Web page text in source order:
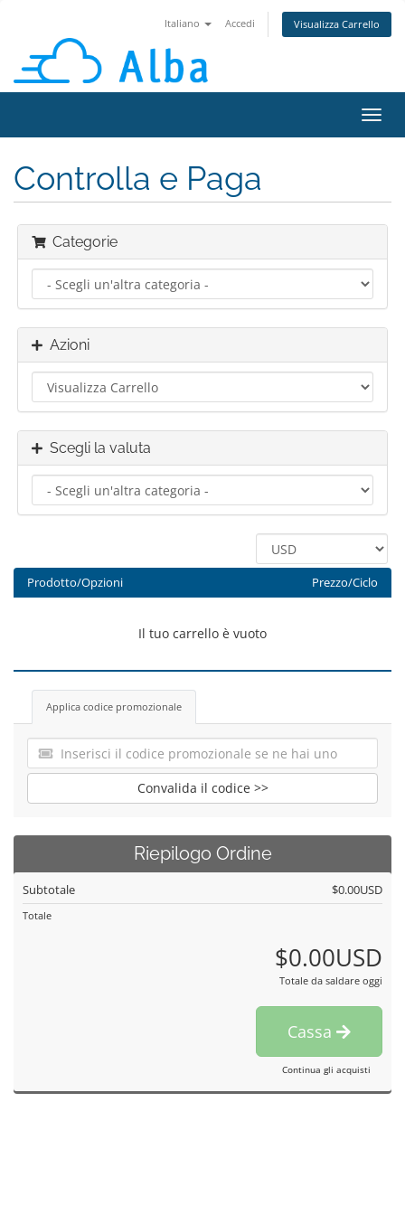
Italiano Accedi Visualizza Carrello
Attiva
Controlla e Paga
Categorie
Azioni
Scegli la valuta
Prodotto/Opzioni Prezzo/Ciclo
Il tuo carrello è vuoto
Applica codice promozionale
Convalida il codice >>
Riepilogo Ordine
Subtotale $0.00USD
Totale
$0.00USD
Totale da saldare oggi
Cassa
Continua gli acquisti